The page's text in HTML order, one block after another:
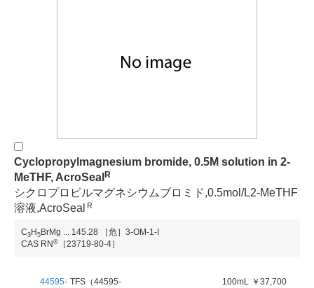
Cyclopropylmagnesium bromide, 0.5M solution in 2-
MeTHF, AcroSeal R
シクロプロピルマグネシウムブロミド,0.5mol/L2-MeTHF
溶液,AcroSeal Ｒ
C3 H 5 BrMg ... 145.28
［危］3-OM-1-I
CAS RN ® ［23719-80-4］
44595- TFS（44595-
100mL ￥37,700